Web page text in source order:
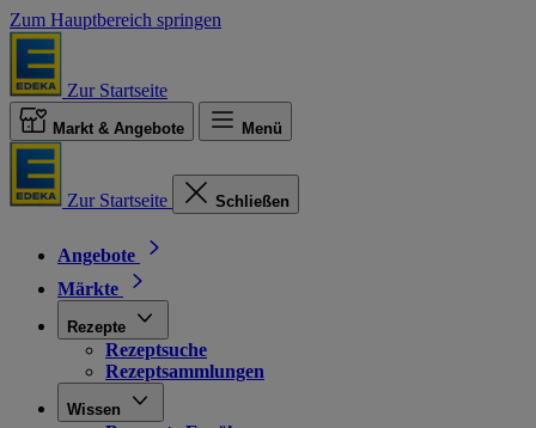
Zum Hauptbereich springen
Zur Startseite
Markt & Angebote Menü
Zur Startseite Schließen
Angebote
Märkte
Rezepte
Rezeptsuche
Rezeptsammlungen
Wissen